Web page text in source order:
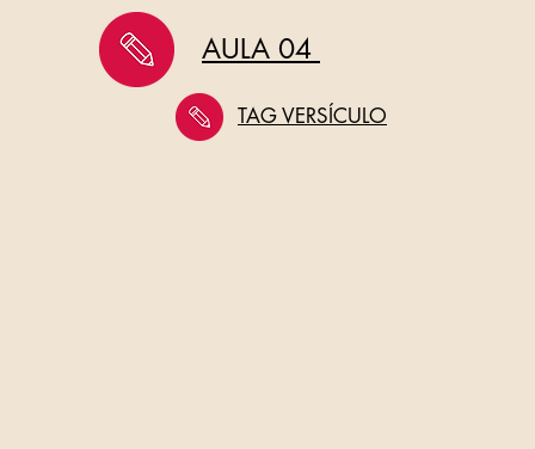
AULA 04
TAG VERSÍCULO